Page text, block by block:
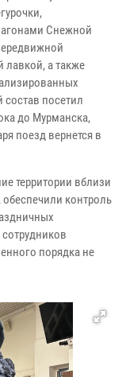
Снежной
лавкой, а также
состав посетил
до Мурманска,
поезд вернется в
территории вблизи
контроль
порядка не